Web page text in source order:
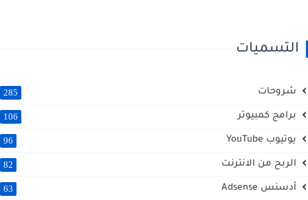
التسميات
شروحات 285
برامج كمبيوتر 106
يوتيوب YouTube 96
الربح من الانترنت 82
أدسنس Adsense 63